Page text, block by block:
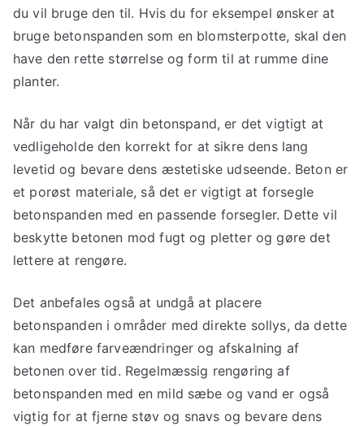
du vil bruge den til. Hvis du for eksempel ønsker at
bruge betonspanden som en blomsterpotte, skal den
have den rette størrelse og form til at rumme dine
planter.
Når du har valgt din betonspand, er det vigtigt at
vedligeholde den korrekt for at sikre dens lang
levetid og bevare dens æstetiske udseende. Beton er
et porøst materiale, så det er vigtigt at forsegle
betonspanden med en passende forsegler. Dette vil
beskytte betonen mod fugt og pletter og gøre det
lettere at rengøre.
Det anbefales også at undgå at placere
betonspanden i områder med direkte sollys, da dette
kan medføre farveændringer og afskalning af
betonen over tid. Regelmæssig rengøring af
betonspanden med en mild sæbe og vand er også
vigtig for at fjerne støv og snavs og bevare dens